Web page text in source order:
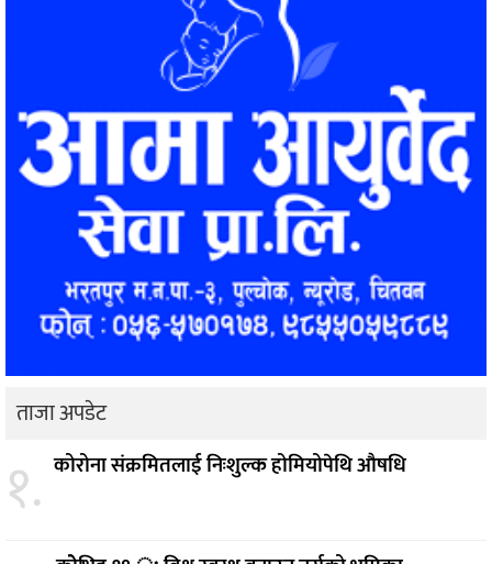
ताजा अपडेट
१. कोरोना संक्रमितलाई निःशुल्क होमियोपेथि औषधि